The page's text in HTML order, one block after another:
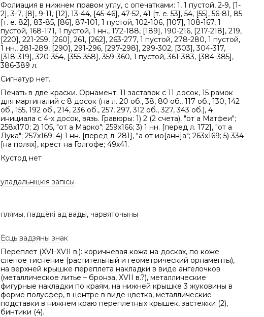
Фолиация в нижнем правом углу, с опечатками: 1, 1 пустой, 2-9, [1-
2], 3-7, [8], 9-11, [12], 13-44, [45-46], 47-52, 41 [т. е. 53], 54, [55], 56-81, 85
[т. е. 82], 83-85, [86], 87-101, 1 пустой, 102-106, [107], 108-167, 1
пустой, 168-171, 1 пустой, 1 нн., 172-188, [189], 190-216, [217-218], 219,
[220], 221-259, [260], 261, [262], 263-277, 1 пустой, 278-280, 1 пустой,
1 нн., 281-289, [290], 291-296, [297-298], 299-302, [303], 304-317,
[318-319], 320-354, [355-358], 359-360, 1 пустой, 361-383, [384-385],
386-389 л.
Сигнатур нет.
Печать в две краски. Орнамент: 11 заставок с 11 досок, 15 рамок
для маргиналий с 8 досок (на л. 20 об., 38, 80 об., 117 об., 130, 142
об., 155, 192 об., 214, 236 об., 257, 297, 312 об., 327, 343 об.), 4
инициала с 4-х досок, вязь. Гравюры: 1) 2 (2 счета), "от а Матфеи";
258х170; 2) 105, "от а Марко"; 259х166; 3) 1 нн. [перед л. 172], "от а
Лука"; 257х169; 4) 1 нн. [перед л. 281], "а от ио[анн]а"; 263х169; 5) 334
[на полях], крест на Голгофе; 49х41.
Кустод нет
уладальніцкія запісы
плямы, падцёкі ад вады, чарвяточыны
Ёсць вадзяны знак
Переплет (XVI-XVII в.): коричневая кожа на досках, по коже
слепое тиснение (растительный и геометрический орнаменты),
на верхней крышке переплета накладки в виде ангелочков
(металлическое литье – бронза, XVII в.?), металлические
фигурные накладки по краям, на нижней крышке 3 жуковины в
форме полусфер, в центре в виде цветка, металлические
подставки в нижнем краю переплетных крышек, застежки (2),
бинтики (4).